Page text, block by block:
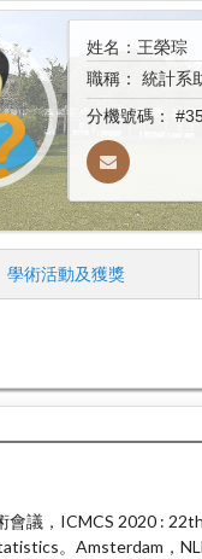
姓名：王榮琮
職稱： 統計系
分機號碼：
學術活動及獲獎
會議，ICMCS 2020 :
。Amsterdam，